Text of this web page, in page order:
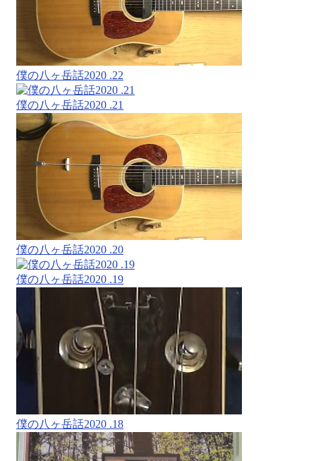
僕の八ヶ岳話2020 .22
僕の八ヶ岳話2020 .21
僕の八ヶ岳話2020 .20
僕の八ヶ岳話2020 .19
僕の八ヶ岳話2020 .18